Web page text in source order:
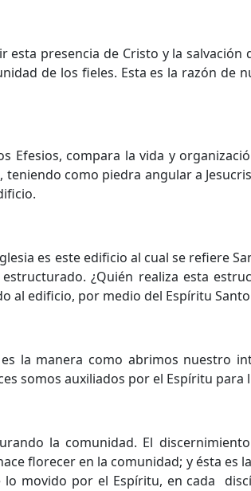
presencia de Cristo y la salvación
de los fieles. Esta es la razón de
Efesios, compara la vida y
como piedra angular a
es este edificio al cual se refiere
¿Quién realiza esta
al edificio, por medio del Espíritu
la manera como abrimos nuestro
somos auxiliados por el Espíritu para
la comunidad. El
florecer en la comunidad; y ésta es
movido por el Espíritu, en cada